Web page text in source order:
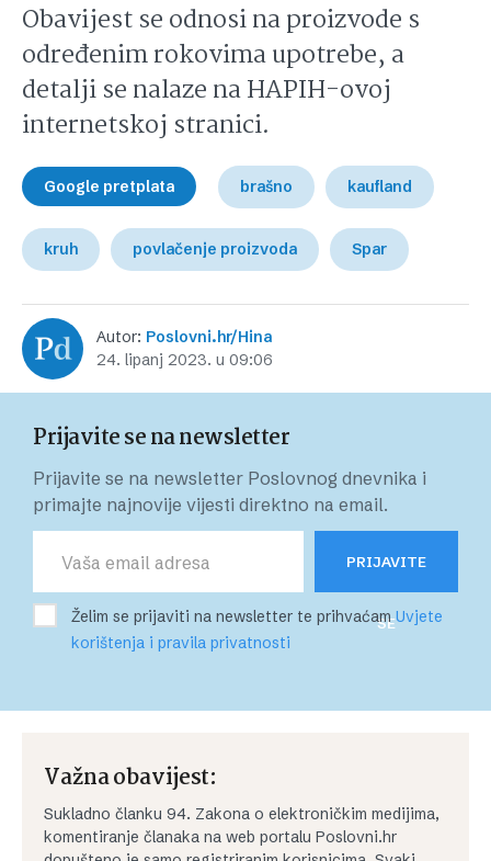
Obavijest se odnosi na proizvode s
određenim rokovima upotrebe, a
detalji se nalaze na HAPIH-ovoj
internetskoj stranici.
Google pretplata brašno kaufland
kruh povlačenje proizvoda Spar
Autor: Poslovni.hr/Hina
24. lipanj 2023. u 09:06
Prijavite se na newsletter
Prijavite se na newsletter Poslovnog dnevnika i
primajte najnovije vijesti direktno na email.
PRIJAVITE
SE
Želim se prijaviti na newsletter te prihvaćamUvjete
korištenja i pravila privatnosti
Važna obavijest:
Sukladno članku 94. Zakona o elektroničkim medijima,
komentiranje članaka na web portalu Poslovni.hr